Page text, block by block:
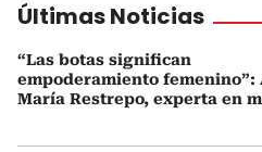
Últimas Noticias
“Las botas significan
empoderamiento femenino”:
María Restrepo, experta en